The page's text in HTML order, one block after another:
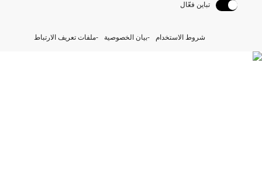
تباين فعّال
شروط الاستخدام بيان الخصوصية ملفات تعريف الارتباط